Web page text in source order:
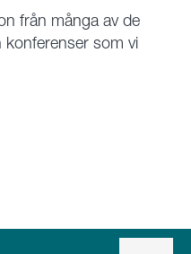
från många av de
konferenser som vi